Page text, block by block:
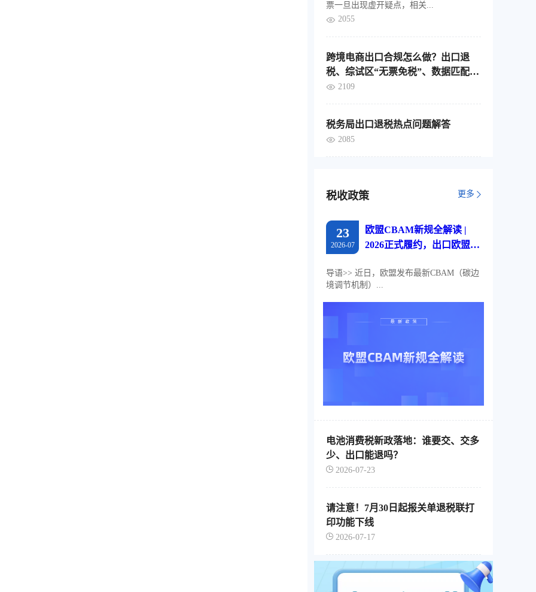
票一旦出现虚开疑点，相关...
2055
跨境电商出口合规怎么做？出口退
税、综试区“无票免税”、数据匹配，
这4个要点要分清
2109
税务局出口退税热点问题解答
2085
税收政策 更多
23
2026-07
欧盟CBAM新规全解读 |
2026正式履约，出口欧盟企
导语>> 近日，欧盟发布最新CBAM（碳边
境调节机制）...
电池消费税新政落地：谁要交、交多
少、出口能退吗？
2026-07-23
请注意！7月30日起报关单退税联打
印功能下线
2026-07-17